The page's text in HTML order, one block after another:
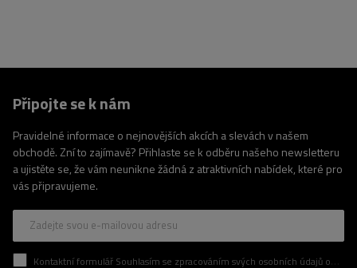
Připojte se k nám
Pravidelné informace o nejnovějších akcích a slevách v našem
obchodě. Zní to zajímavě? Přihlaste se k odběru našeho newsletteru
a ujistěte se, že vám neunikne žádná z atraktivních nabídek, které pro
vás připravujeme.
Zadejte svou e-mailovou adresu
Kontaktní formulář Souhlasím se zpracováním svých osobních údajů obsažených v kontaktním formuláři v souladu s nařízením Evropského parlamentu a Rady (EU)